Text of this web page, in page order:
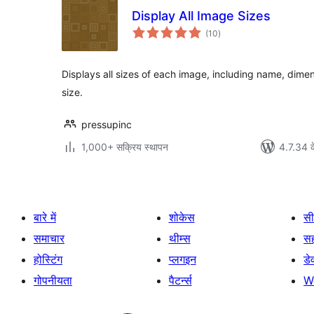
Display All Image Sizes
(10कुल
दर)
Displays all sizes of each image, including name,
size.
pressupinc
1,000+ सक्रिय स्थापन
4.7.34 के
बारे में
समाचार
होस्टिंग
गोपनीयता
शोकेस
थीम्स
प्लगइन
पैटर्न्स